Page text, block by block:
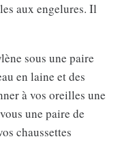
aux engelures. Il
sous une paire
en laine et des
à vos oreilles une
une paire de
chaussettes